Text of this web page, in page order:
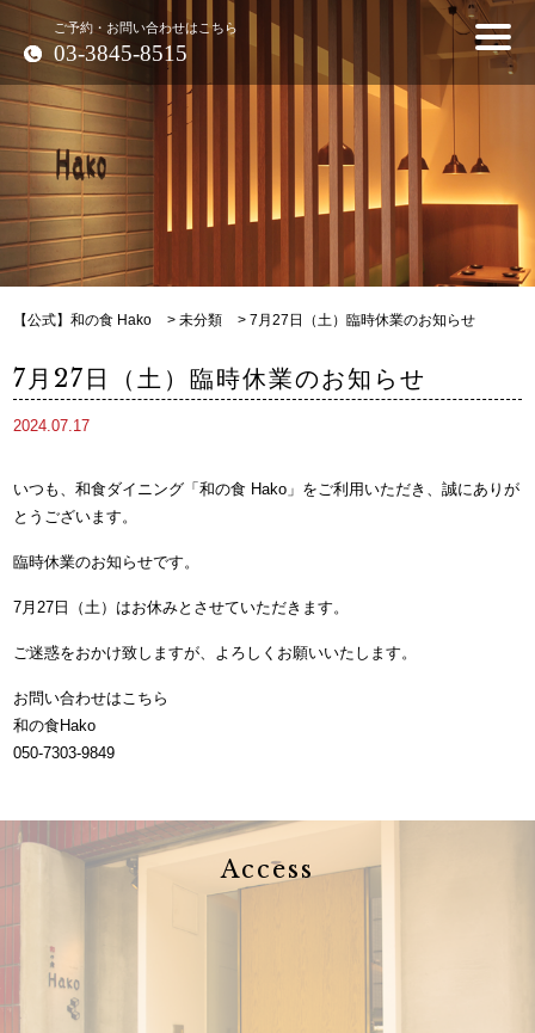
ご予約・お問い合わせはこちら
03-3845-8515
【公式】和の食 Hako >未分類 >7月27日（土）臨時休業のお知らせ
7月27日（土）臨時休業のお知らせ
2024.07.17
いつも、和食ダイニング「和の食 Hako」をご利用いただき、誠にありが
とうございます。
臨時休業のお知らせです。
7月27日（土）はお休みとさせていただきます。
ご迷惑をおかけ致しますが、よろしくお願いいたします。
お問い合わせはこちら
和の食Hako
050-7303-9849
Access